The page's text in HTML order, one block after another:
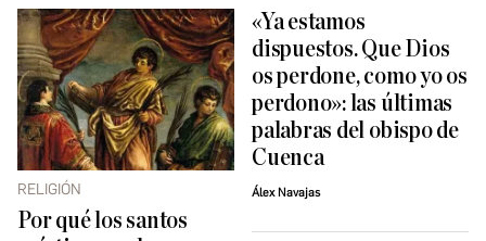
RELIGIÓN
Por qué los santos
«Ya estamos
dispuestos. Que Dios
os perdone, como yo os
perdono»: las últimas
palabras del obispo de
Cuenca
Álex Navajas